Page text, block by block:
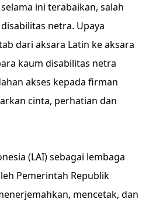
ini terabaikan, salah
netra. Upaya
dari aksara Latin ke aksara
kaum disabilitas netra
akses kepada firman
cinta, perhatian dan
(LAI) sebagai lembaga
Pemerintah Republik
mencetak, dan